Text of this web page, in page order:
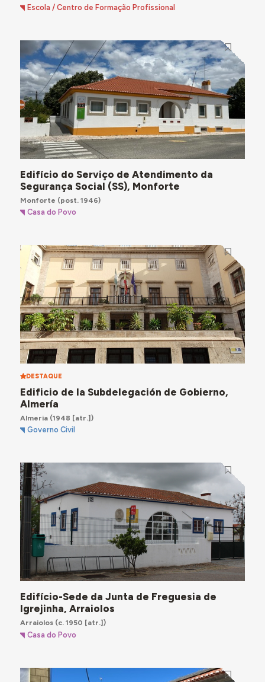
Escola / Centro de Formação Profissional
Edifício do Serviço de Atendimento da
Segurança Social (SS), Monforte
Monforte (post. 1946)
Casa do Povo
DESTAQUE
Edificio de la Subdelegación de Gobierno,
Almería
Almeria(1948 [atr.])
Governo Civil
Edifício-Sede da Junta de Freguesia de
Igrejinha, Arraiolos
Arraiolos(c. 1950 [atr.])
Casa do Povo